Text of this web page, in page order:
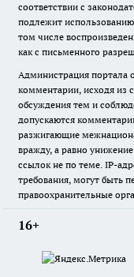
соответствии с
подлежит
том числе
как с письменного
Администрация портала
комментарии, исходя из
обсуждения тем и
допускаются
разжигающие
вражду, а равно
ссылок не по теме. IP-
требования, могут быть
правоохранительные
16+